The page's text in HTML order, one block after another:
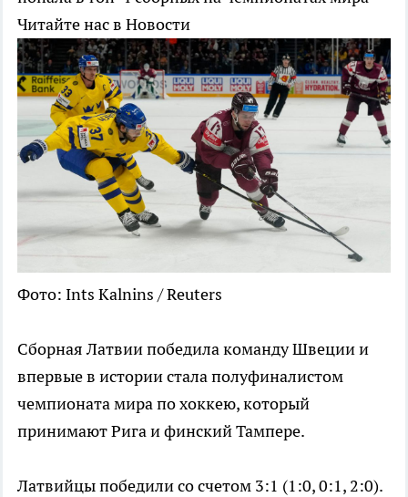
Читайте нас в Новости
Фото: Ints Kalnins / Reuters
Сборная Латвии победила команду Швеции и
впервые в истории стала полуфиналистом
чемпионата мира по хоккею, который
принимают Рига и финский Тампере.
Латвийцы победили со счетом 3:1 (1:0, 0:1, 2:0).